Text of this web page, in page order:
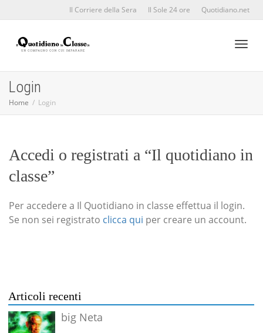
Il Corriere della Sera Il Sole 24 ore Quotidiano.net
Login
Home Login
Accedi o registrati a “Il quotidiano in
classe”
Per accedere a Il Quotidiano in classe effettua il login.
Se non sei registrato clicca qui per creare un account.
Articoli recenti
big Neta